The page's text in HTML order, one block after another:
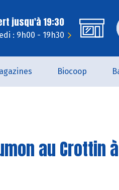
jusqu'à 19:30
: 9h00 - 19h30
Biocoop
au Crottin